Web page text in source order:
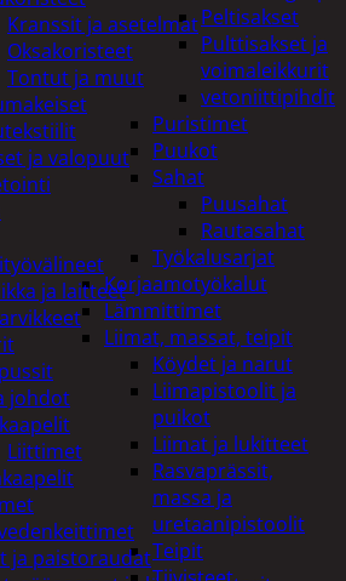
Peltisakset
Pulttisakset ja
voimaleikkurit
vetoniittipihdit
Puristimet
Puukot
Sahat
Puusahat
Rautasahat
Työkalusarjat
Korjaamotyökalut
Lämmittimet
Liimat, massat, teipit
Köydet ja narut
Liimapistoolit ja
puikot
Liimat ja lukitteet
Rasvaprässit,
massa ja
uretaanipistoolit
Teipit
Kranssit ja asetelmat
Oksakoristeet
Tontut ja muut
ja valopuut
ja laitteet
johdot
Liittimet
ja paistoraudat